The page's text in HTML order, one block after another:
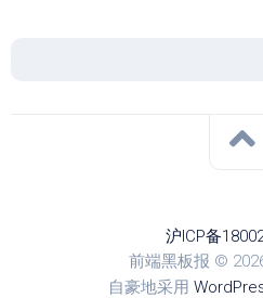
沪ICP备
前端黑板报 ©
自豪地采用